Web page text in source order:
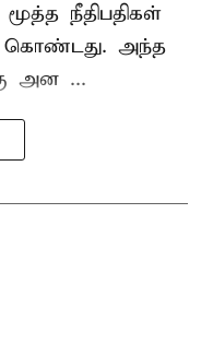
மூத்த நீதிபதிகள்
அந்த
அன ...